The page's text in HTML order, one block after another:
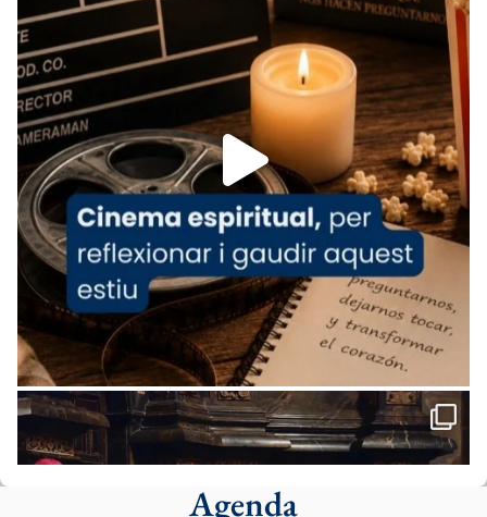
www.vaticannews.va/es/iglesia/news/2026-
07/carmina-historia-depresion-papa-viaje-
espana-testimoni...
Foto
View on Facebook · Share
Arquebisbat de Barcelona
1 week ago
«Avui les santes Juliana i Semproniana ens
ajuden a alçar la mirada»
Mons. Sergi Gordo, bisbe de Tortosa, ha
presidit aquest 27 de juliol la missa de Les
Santes de Mataró.
🔗tinyurl.com/cvu5jmbk
📸 J. Merino
Agenda